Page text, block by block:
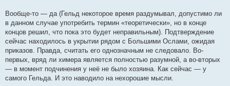
Вообще-то — да (Гельд некоторое время раздумывал, допустимо ли
в данном случае употребить термин «теоретически», но в конце
концов решил, что пока это будет неправильным). Подтверждение
сейчас находилось в укрытии рядом с Большими Ослами, ожидая
приказов. Правда, считать его однозначным не следовало. Во-
первых, вряд ли химера является полностью разумной, а во-вторых
— в момент подчинения у неё не было хозяина. Как сейчас — у
самого Гельда. И это наводило на нехорошие мысли.